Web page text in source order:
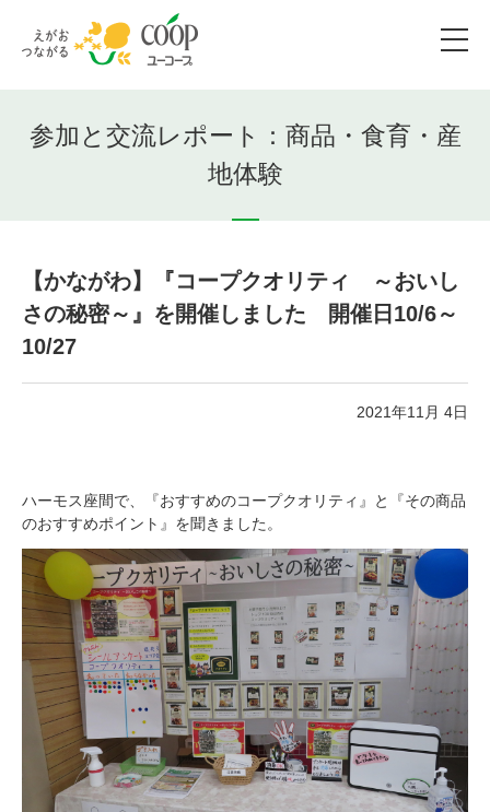
参加と交流レポート：商品・食育・産
地体験
【かながわ】『コープクオリティ ～おいし
さの秘密～』を開催しました 開催日10/6～
10/27
2021年11月 4日
ハーモス座間で、『おすすめのコープクオリティ』と『その商品
のおすすめポイント』を聞きました。